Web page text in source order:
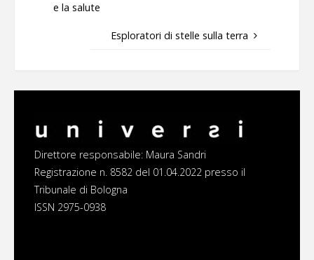
e la salute
Esploratori di stelle sulla terra
Direttore responsabile: Maura Sandri
Registrazione n. 8582 del 01.04.2022 presso il
Tribunale di Bologna
ISSN 2975-0938